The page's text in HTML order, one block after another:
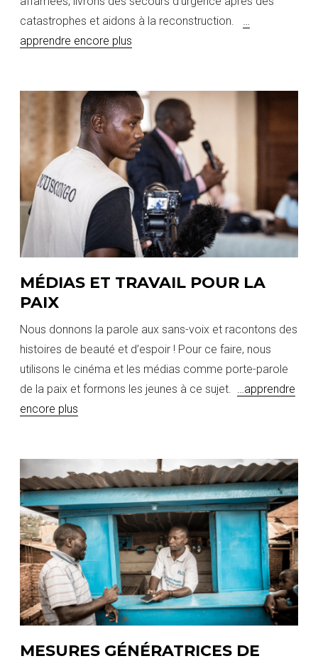
catastrophes et aidons à la reconstruction. …
apprendre encore plus
MÉDIAS ET TRAVAIL POUR LA
PAIX
Nous donnons la parole aux sans-voix et racontons des
histoires de beauté et d’espoir ! Pour ce faire, nous
utilisons le cinéma et les médias comme porte-parole
de la paix et formons les jeunes à ce sujet. …apprendre
encore plus
MESURES GÉNÉRATRICES DE